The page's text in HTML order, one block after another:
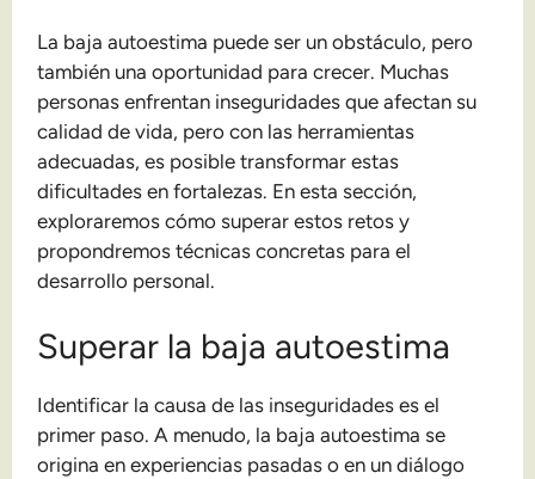
La baja autoestima puede ser un obstáculo, pero
también una oportunidad para crecer. Muchas
personas enfrentan inseguridades que afectan su
calidad de vida, pero con las herramientas
adecuadas, es posible transformar estas
dificultades en fortalezas. En esta sección,
exploraremos cómo superar estos retos y
propondremos técnicas concretas para el
desarrollo personal.
Superar la baja autoestima
Identificar la causa de las inseguridades es el
primer paso. A menudo, la baja autoestima se
origina en experiencias pasadas o en un diálogo